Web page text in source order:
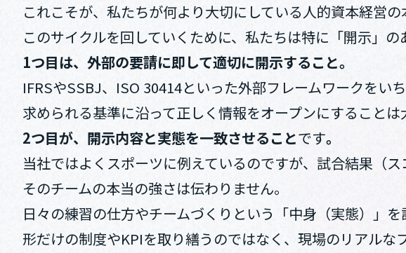
これこそが、私たちが何より大切にしている人的資本経営の
このサイクルを回していくために、私たちは特に「開示」
1つ目は、外部の要請に即して適切に開示すること。
IFRSやSSBJ、ISO 30414といった外部フレームワークをいち
求められる基準に沿って正しく情報をオープンにすることは
2つ目が、開示内容と実態を一致させることです。
当社ではよくスポーツに例えているのですが、試合結果（ス
そのチームの本当の強さは伝わりません。
日々の練習の仕方やチームづくりという「中身（実態）」
形だけの制度やKPIを取り繕うのではなく、現場のリアルな